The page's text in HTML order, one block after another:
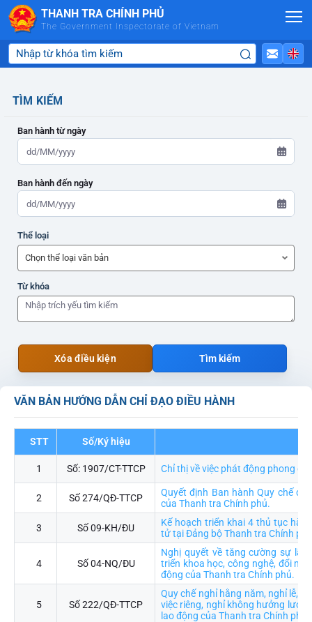
Skip to Main Content
THANH TRA CHÍNH PHỦ
The Government Inspectorate of Vietnam
VĂN BẢN HƯỚNG DẪN CHỈ ĐẠO ĐIỀU HÀNH
STT Số/Ký hiệu
1 Số: 1907/CT-TTCP Chỉ thị về việc phát động phong
2 Số 274/QĐ-TTCP
Quyết định Ban hành Quy chế
của Thanh tra Chính phủ.
3 Số 09-KH/ĐU
Kế hoạch triển khai 4 thủ tục
tử tại Đảng bộ Thanh tra Chính phủ
4 Số 04-NQ/ĐU
Nghị quyết về tăng cường sự
triển khoa học, công nghệ, đổi
động của Thanh tra Chính phủ.
5 Số 222/QĐ-TTCP
Quy chế nghỉ hằng năm, nghỉ lễ,
việc riêng, nghỉ không hưởng
lao động của Thanh tra Chính phủ
TÌM KIẾM
Ban hành từ ngày
Ban hành đến ngày
ADMIN-HOME
Thể loại
ADMIN-HOME
Từ khóa
Xóa điều kiện Tìm kiếm